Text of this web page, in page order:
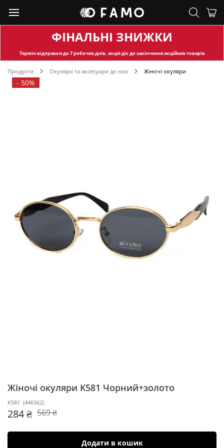
ФІНАЛЬНІ ЗНИЖКИ
Термін відправкидо 7 робочих днів, акція діє до закінчення акційних товарів
Продукти Окуляри та аксесуари до них Жіночі окуляри
- 50%
Жіночі окуляри K581 Чорний+золото
K581 (446562)
284 ₴ 569 ₴
Додати в кошик